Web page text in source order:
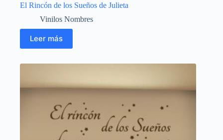
El Rincón de los Sueños de Julieta
Vinilos Nombres
Leer más